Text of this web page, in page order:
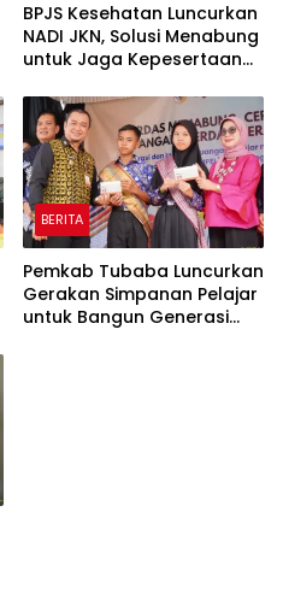
BPJS Kesehatan Luncurkan
NADI JKN, Solusi Menabung
untuk Jaga Kepesertaan
BERITA
Pemkab Tubaba Luncurkan
Gerakan Simpanan Pelajar
untuk Bangun Generasi